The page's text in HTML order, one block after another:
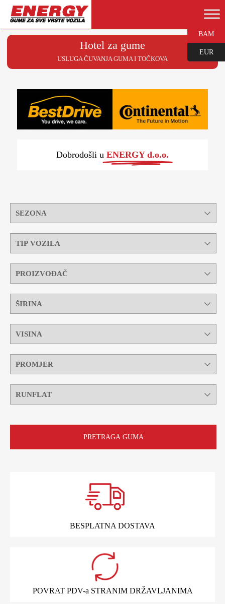
Hotel za gume
USLUGA ČUVANJA GUMA I TOČKOVA
Dobrodošli u ENERGY d.o.o.
PRETRAGA GUMA
BESPLATNA DOSTAVA
POVRAT PDV-a STRANIM DRŽAVLJANIMA
BAM
EUR